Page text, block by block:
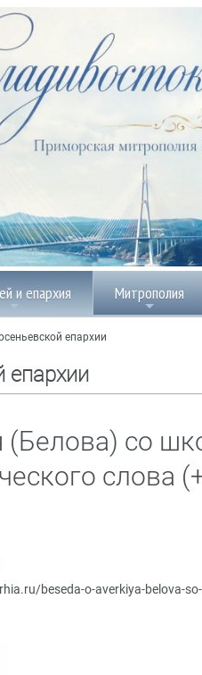
и епархия Митрополия
епархии
епархии
(Белова) со
слова
beseda-o-averkiya-belova-